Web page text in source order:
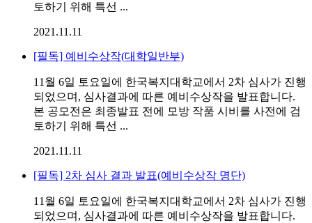
토하기 위해 특선 ...
2021.11.11
[필독] 예비수상작(대학일반부)
11월 6일 토요일에 한국복지대학교에서 2차 심사가 진행
되었으며, 심사결과에 따른 예비수상작을 발표합니다.
본 공모전은 최종발표 전에 모방 작품 시비를 사전에 검
토하기 위해 특선 ...
2021.11.11
[필독] 2차 심사 결과 발표(예비수상작 명단)
11월 6일 토요일에 한국복지대학교에서 2차 심사가 진행
되었으며, 심사결과에 따른 예비수상작을 발표합니다.